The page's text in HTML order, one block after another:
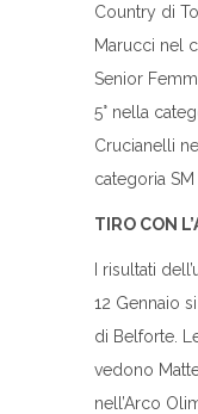
Country di
Marucci nel
Senior
5° nella
Crucianelli
categoria SM
TIRO CON
I risultati
12 Gennaio
di Belforte.
vedono
nell’Arco